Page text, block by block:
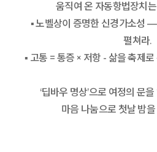
움직여 온 자동항법장치
▪ 노벨상이 증명한 신경가소성 —
펼쳐라.
▪ 고통 = 통증 × 저항 - 삶을 축제
‘딥바우 명상’으로 여정의 문을
마음 나눔으로 첫날 밤